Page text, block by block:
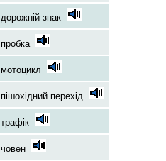
дорожній знак
пробка
мотоцикл
пішохідний перехід
трафік
човен